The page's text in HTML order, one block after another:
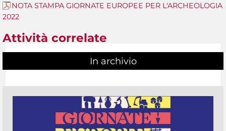
NOTA STAMPA GIORNATE EUROPEE PER L'ARCHEOLOGIA
2022
Attività correlate
In archivio